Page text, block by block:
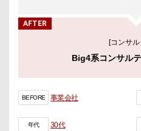
AFTER
[コンサ
Big4系コンサル
BEFORE 事業会社
年代 30代